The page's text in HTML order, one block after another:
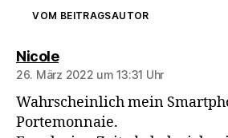
VOM BEITRAGSAUTOR
Nicolesagt:
26. März 2022 um 13:31 Uhr
Wahrscheinlich mein
Portemonnaie.